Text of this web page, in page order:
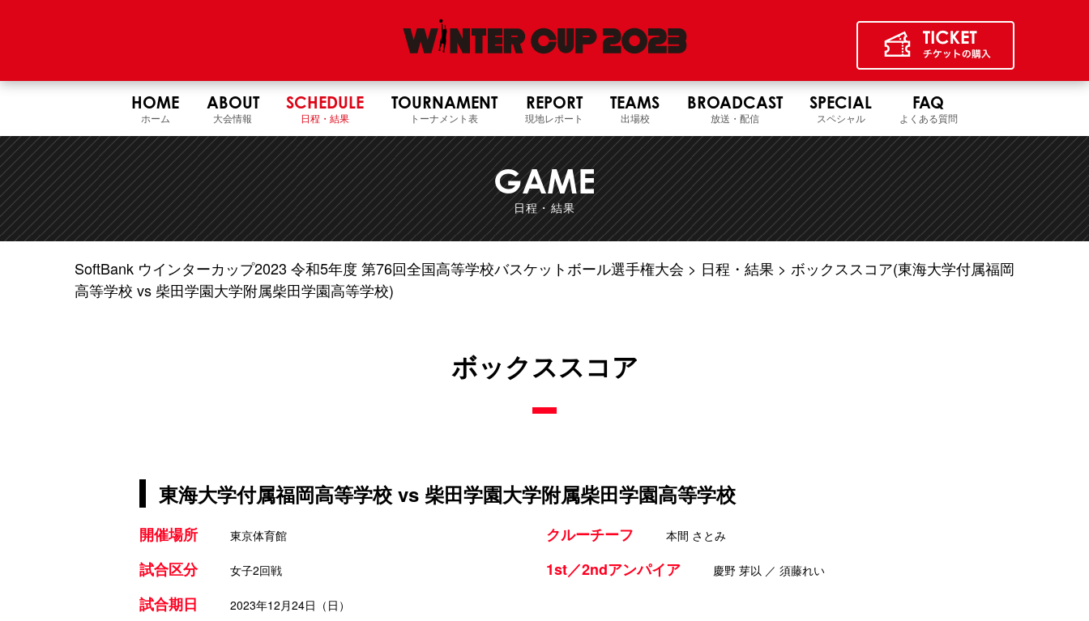
HOME
ホーム
ABOUT
大会情報
SCHEDULE
日程・結果
TOURNAMENT
トーナメント表
REPORT
現地レポート
TEAMS
出場校
BROADCAST
放送・配信
SPECIAL
スペシャル
FAQ
よくある質問
GAME
日程・結果
SoftBank ウインターカップ2023 令和5年度 第76回全国高等学校バスケットボール選手権大会 日程・結果
ボックススコア(東海大学付属福岡
高等学校 vs 柴田学園大学附属柴田学園高等学校)
ボックススコア
東海大学付属福岡高等学校 vs 柴田学園大学附属柴田学園高等学校
開催場所 東京体育館
試合区分 女子2回戦
試合期日 2023年12月24日（日）
クルーチーフ 本間 さとみ
1st／2ndアンパイア 慶野 芽以 ／ 須藤れい